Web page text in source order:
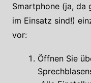
Smartphone (ja, da
im Einsatz sind!)
vor:
Öffnen Sie